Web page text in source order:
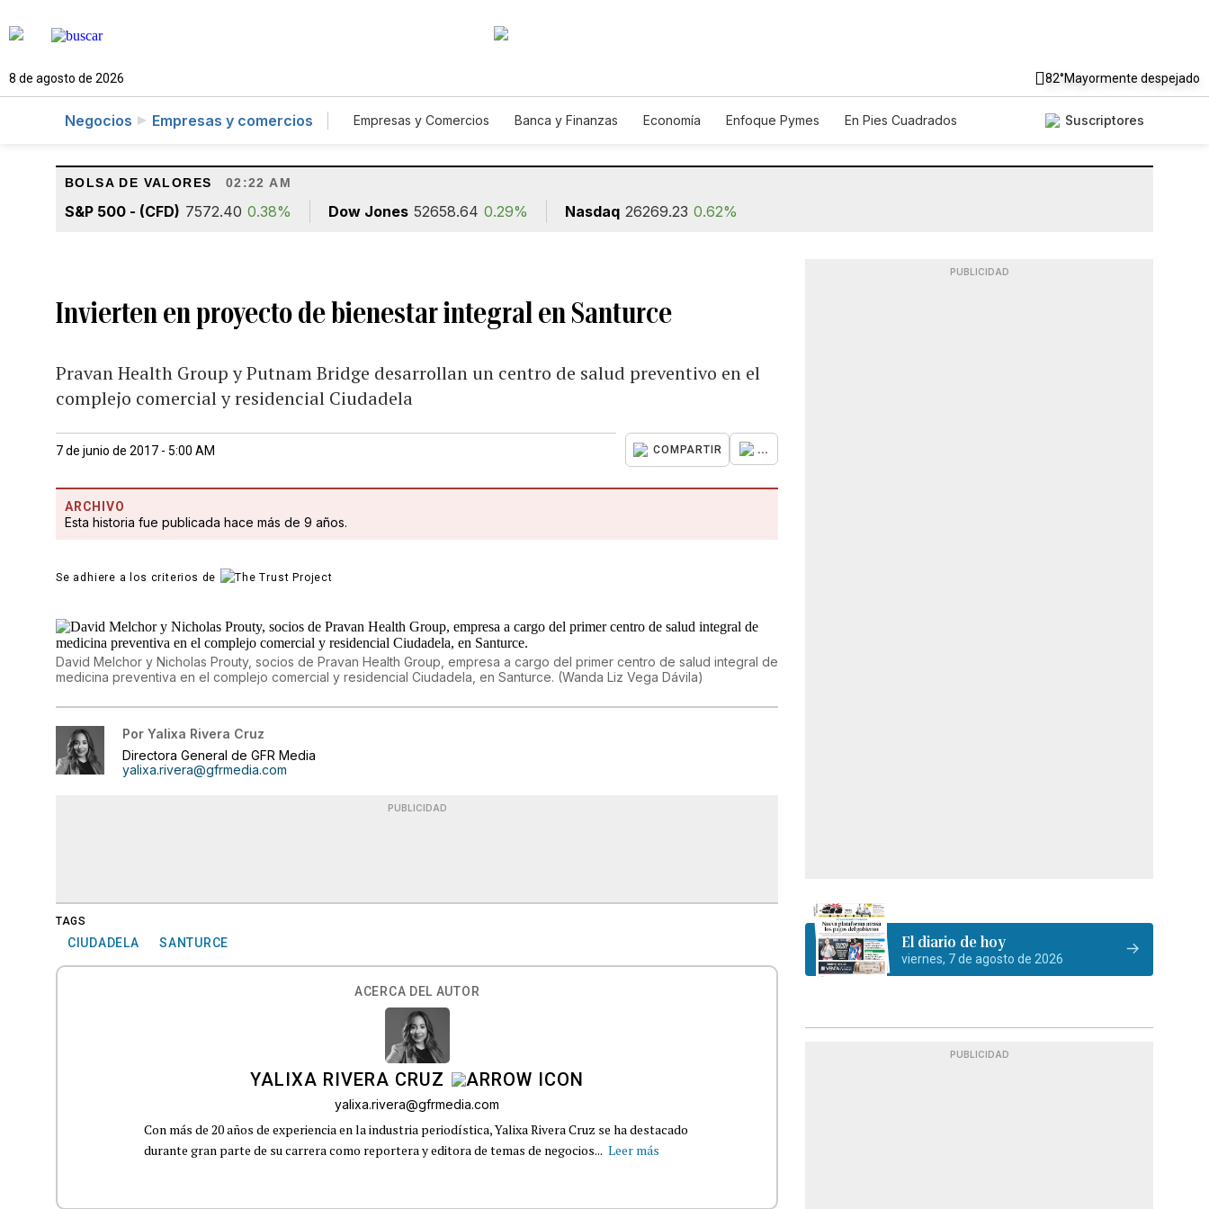
8 de agosto de 2026 82°Mayormente despejado
Negocios Empresas y comercios Empresas y Comercios Banca y Finanzas Economía Enfoque Pymes
En Pies Cuadrados
Suscriptores
BOLSA DE VALORES 02:22 AM
S&P 500 - (CFD) 7572.40 0.38% Dow Jones 52658.64 0.29% Nasdaq 26269.23 0.62%
Invierten en proyecto de bienestar integral en Santurce
Pravan Health Group y Putnam Bridge desarrollan un centro de salud preventivo en el
complejo comercial y residencial Ciudadela
7 de junio de 2017 - 5:00 AM COMPARTIR ...
ARCHIVO
Esta historia fue publicada hace más de 9 años.
Se adhiere a los criterios de
David Melchor y Nicholas Prouty, socios de Pravan Health Group, empresa a cargo del primer centro de salud integral de
medicina preventiva en el complejo comercial y residencial Ciudadela, en Santurce. (Wanda Liz Vega Dávila)
Por Yalixa Rivera Cruz
Directora General de GFR Media
yalixa.rivera@gfrmedia.com
PUBLICIDAD
TAGS
CIUDADELA SANTURCE
ACERCA DEL AUTOR
YALIXA RIVERA CRUZ
yalixa.rivera@gfrmedia.com
Con más de 20 años de experiencia en la industria periodística, Yalixa Rivera Cruz se ha destacado
durante gran parte de su carrera como reportera y editora de temas de negocios... Leer más
PUBLICIDAD
El diario de hoy
viernes, 7 de agosto de 2026
PUBLICIDAD